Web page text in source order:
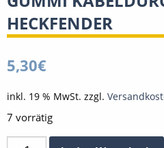
HECKFENDER
5,30€
inkl. 19 % MwSt. zzgl.
7 vorrätig
Gummi